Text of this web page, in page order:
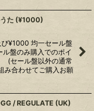
た (¥1000)
¥1000 均一セール盤
盤のみ購入でのポイ
(セール盤以外の通常
み合わせてご購入お願
/ REGULATE (UK)